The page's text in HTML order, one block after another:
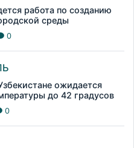
работа по созданию
среды
0
ожидается
до 42 градусов
0